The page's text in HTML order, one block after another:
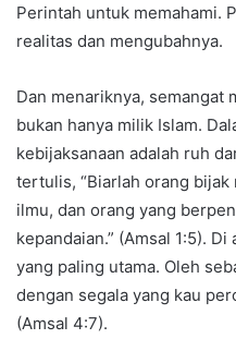
Perintah untuk memahami.
realitas dan mengubahnya.
Dan menariknya, semangat
bukan hanya milik Islam.
kebijaksanaan adalah ruh
tertulis, “Biarlah orang bijak
ilmu, dan orang yang
kepandaian.” (Amsal 1:5).
yang paling utama. Oleh
dengan segala yang kau
(Amsal 4:7).